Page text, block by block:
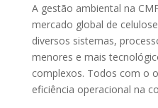
A gestão ambiental na
mercado global de
diversos sistemas,
menores e mais
complexos. Todos com o
eficiência operacional na